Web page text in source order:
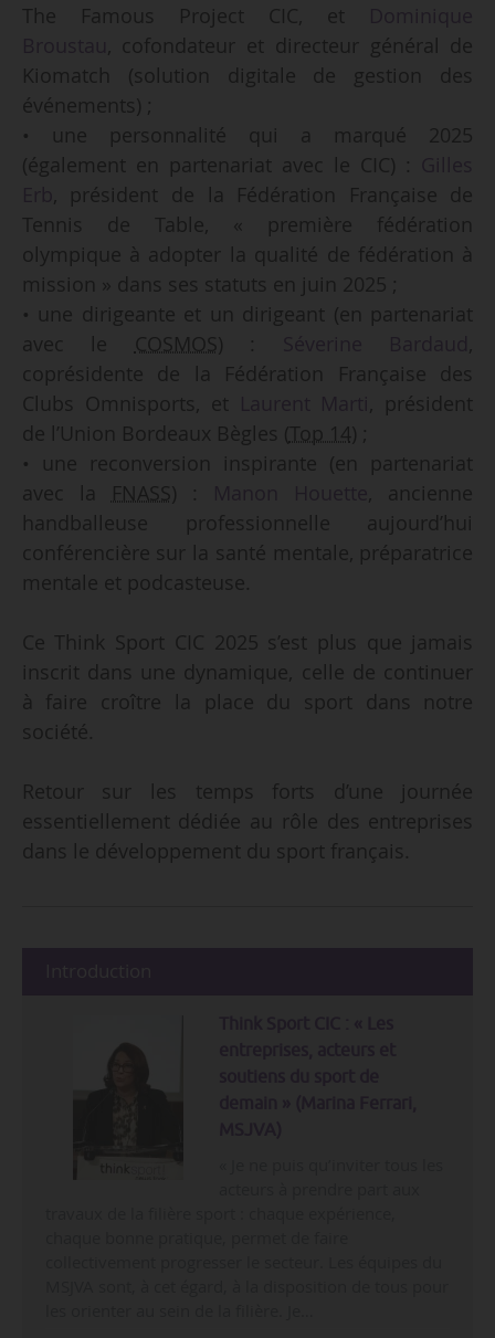
The Famous Project CIC, et
, cofondateur et directeur général de
Kiomatch (solution digitale de gestion des
événements) ;
• une personnalité qui a marqué 2025
(également en partenariat avec le CIC) :
, président de la Fédération Française de
Tennis de Table, « première fédération
olympique à adopter la qualité de fédération à
mission » dans ses statuts en juin 2025 ;
• une dirigeante et un dirigeant (en partenariat
avec le COSMOS ) :
,
coprésidente de la Fédération Française des
Clubs Omnisports, et
, président
de l’Union Bordeaux Bègles (Top 14) ;
• une reconversion inspirante (en partenariat
avec la FNASS ) :
, ancienne
handballeuse professionnelle aujourd’hui
conférencière sur la santé mentale, préparatrice
mentale et podcasteuse.
Ce Think Sport CIC 2025 s’est plus que jamais
inscrit dans une dynamique, celle de continuer
à faire croître la place du sport dans notre
société.
Retour sur les temps forts d’une journée
essentiellement dédiée au rôle des entreprises
dans le développement du sport français.